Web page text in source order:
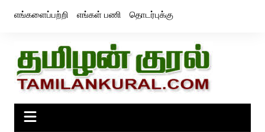
எங்களைப்பற்றி எங்கள் பணி தொடர்புக்கு